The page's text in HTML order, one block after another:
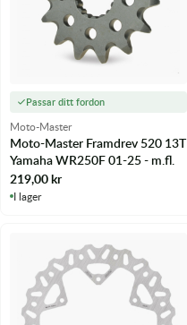
Passar ditt fordon
Moto-Master
Moto-Master Framdrev 520 13T
Yamaha WR250F 01-25 - m.fl.
219,00kr
I lager